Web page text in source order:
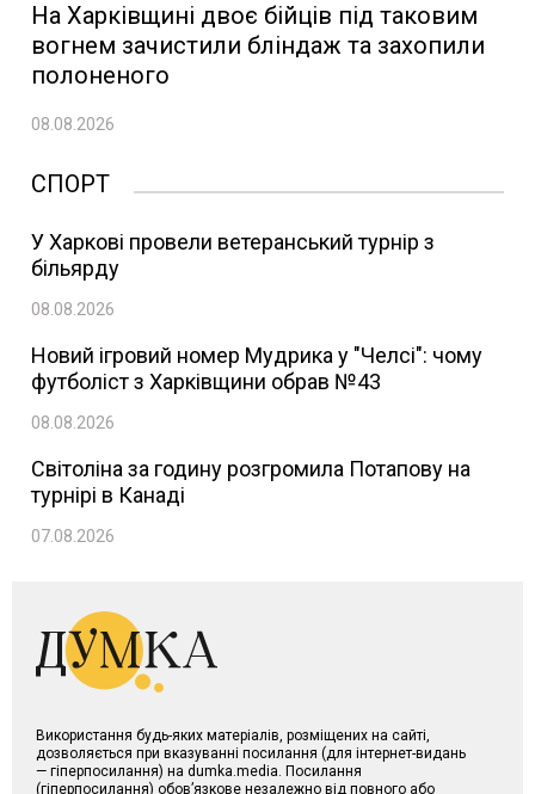
На Харківщині двоє бійців під таковим
вогнем зачистили бліндаж та захопили
полоненого
08.08.2026
СПОРТ
У Харкові провели ветеранський турнір з
більярду
08.08.2026
Новий ігровий номер Мудрика у "Челсі": чому
футболіст з Харківщини обрав №43
08.08.2026
Світоліна за годину розгромила Потапову на
турнірі в Канаді
07.08.2026
Використання будь-яких матеріалів, розміщених на сайті,
дозволяється при вказуванні посилання (для інтернет-видань
— гіперпосилання) на dumka.media. Посилання
(гіперпосилання) обов’язкове незалежно від повного або